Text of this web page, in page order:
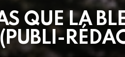
QUE LA